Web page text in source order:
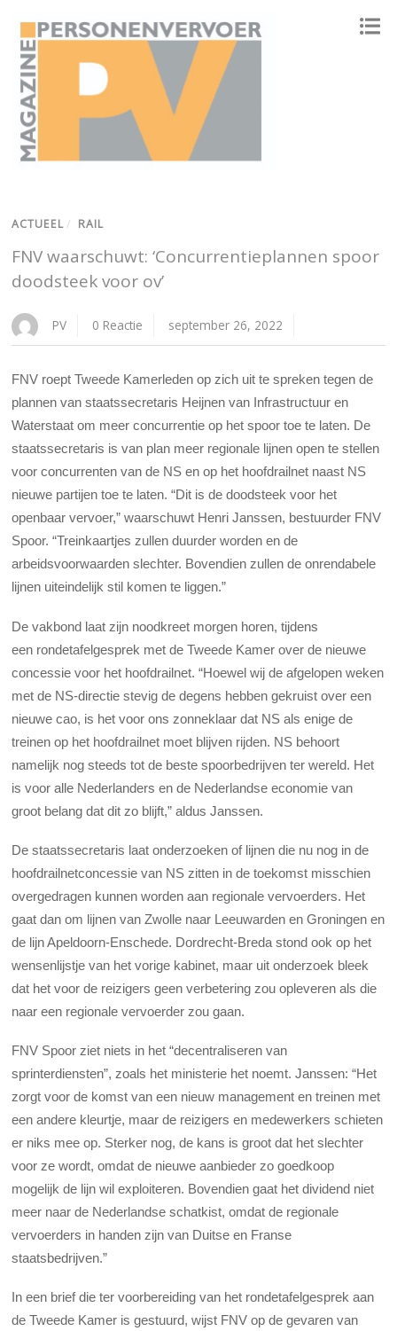
ACTUEEL / RAIL
FNV waarschuwt: ‘Concurrentieplannen spoor
doodsteek voor ov’
PV 0 Reactie september 26, 2022
FNV roept Tweede Kamerleden op zich uit te spreken tegen de
plannen van staatssecretaris Heijnen van Infrastructuur en
Waterstaat om meer concurrentie op het spoor toe te laten. De
staatssecretaris is van plan meer regionale lijnen open te stellen
voor concurrenten van de NS en op het hoofdrailnet naast NS
nieuwe partijen toe te laten. “Dit is de doodsteek voor het
openbaar vervoer,” waarschuwt Henri Janssen, bestuurder FNV
Spoor. “Treinkaartjes zullen duurder worden en de
arbeidsvoorwaarden slechter. Bovendien zullen de onrendabele
lijnen uiteindelijk stil komen te liggen.”
De vakbond laat zijn noodkreet morgen horen, tijdens
een rondetafelgesprek met de Tweede Kamer over de nieuwe
concessie voor het hoofdrailnet. “Hoewel wij de afgelopen weken
met de NS-directie stevig de degens hebben gekruist over een
nieuwe cao, is het voor ons zonneklaar dat NS als enige de
treinen op het hoofdrailnet moet blijven rijden. NS behoort
namelijk nog steeds tot de beste spoorbedrijven ter wereld. Het
is voor alle Nederlanders en de Nederlandse economie van
groot belang dat dit zo blijft,” aldus Janssen.
De staatssecretaris laat onderzoeken of lijnen die nu nog in de
hoofdrailnetconcessie van NS zitten in de toekomst misschien
overgedragen kunnen worden aan regionale vervoerders. Het
gaat dan om lijnen van Zwolle naar Leeuwarden en Groningen en
de lijn Apeldoorn-Enschede. Dordrecht-Breda stond ook op het
wensenlijstje van het vorige kabinet, maar uit onderzoek bleek
dat het voor de reizigers geen verbetering zou opleveren als die
naar een regionale vervoerder zou gaan.
FNV Spoor ziet niets in het “decentraliseren van
sprinterdiensten”, zoals het ministerie het noemt. Janssen: “Het
zorgt voor de komst van een nieuw management en treinen met
een andere kleurtje, maar de reizigers en medewerkers schieten
er niks mee op. Sterker nog, de kans is groot dat het slechter
voor ze wordt, omdat de nieuwe aanbieder zo goedkoop
mogelijk de lijn wil exploiteren. Bovendien gaat het dividend niet
meer naar de Nederlandse schatkist, omdat de regionale
vervoerders in handen zijn van Duitse en Franse
staatsbedrijven.”
In een brief die ter voorbereiding van het rondetafelgesprek aan
de Tweede Kamer is gestuurd, wijst FNV op de gevaren van